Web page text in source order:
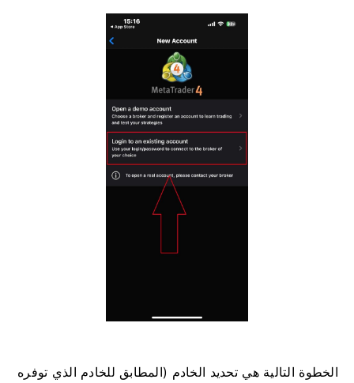
الخطوة التالية هي تحديد الخادم (المطابق للخادم الذي توفره